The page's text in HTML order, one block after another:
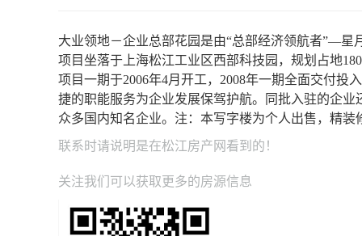
大业领地－企业总部花园是由“总部经济领航者”—
项目坐落于上海松江工业区西部科技园，规划占地
项目一期于2006年4月开工，2008年一期全面交付投
捷的职能服务为企业发展保驾护航。同批入驻的企
众多国内知名企业。注：本写字楼为个人出售，精
联系时请说明是在松江房产网 看到的！
关注我们可以获取更多的房源信息